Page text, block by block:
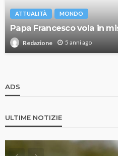
ATTUALITÀ MONDO
Papa Francesco vola in
Redazione 5 anni ago
ADS
ULTIME NOTIZIE